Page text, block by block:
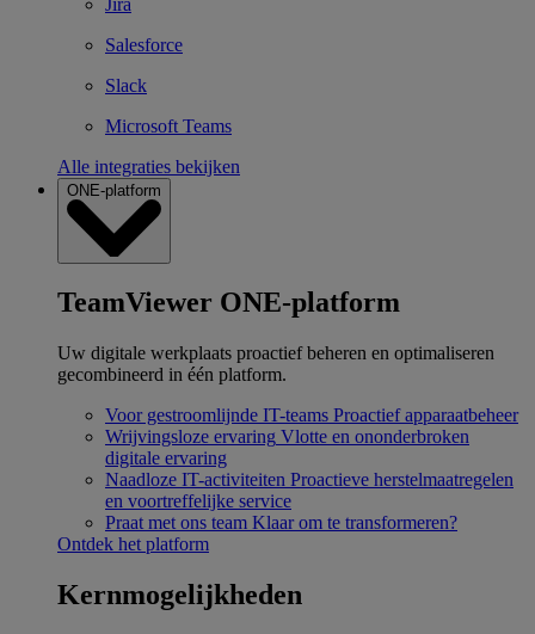
Jira
Salesforce
Slack
Microsoft Teams
Alle integraties bekijken
ONE-platform
TeamViewer ONE-platform
Uw digitale werkplaats proactief beheren en optimaliseren
gecombineerd in één platform.
Voor gestroomlijnde IT-teams Proactief apparaatbeheer
Wrijvingsloze ervaring Vlotte en ononderbroken
digitale ervaring
Naadloze IT-activiteiten Proactieve herstelmaatregelen
en voortreffelijke service
Praat met ons team Klaar om te transformeren?
Ontdek het platform
Kernmogelijkheden